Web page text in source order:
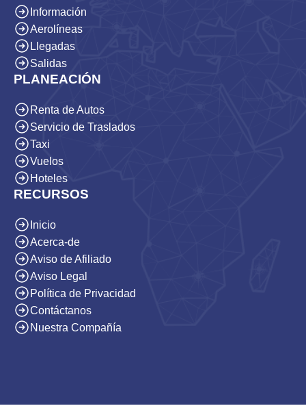
Información
Aerolíneas
Llegadas
Salidas
PLANEACIÓN
Renta de Autos
Servicio de Traslados
Taxi
Vuelos
Hoteles
RECURSOS
Inicio
Acerca-de
Aviso de Afiliado
Aviso Legal
Política de Privacidad
Contáctanos
Nuestra Compañía